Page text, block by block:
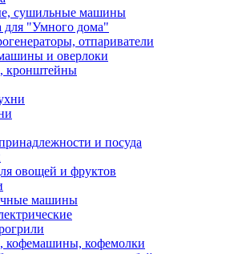
сушильные машины
для "Умного дома"
отпариватели
и оверлоки
кронштейны
и посуда
овощей и фруктов
машины
кофемашины, кофемолки